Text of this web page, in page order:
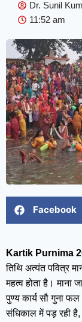
Dr. Sunil
11:52 am
Facebook
Kartik Purnima
तिथि अत्यंत पवित्र
महत्व होता है। माना
पुण्य कार्य सौ गुना
संधिकाल में पड़ रही